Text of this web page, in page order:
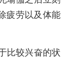
疲劳以及体能
比较兴奋的状